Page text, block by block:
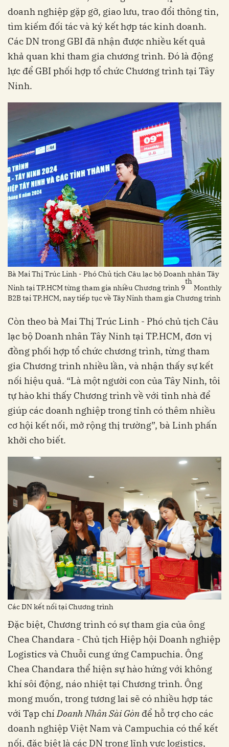
doanh nghiệp gặp gỡ, giao lưu, trao đổi thông tin,
tìm kiếm đối tác và ký kết hợp tác kinh doanh.
Các DN trong GBI đã nhận được nhiều kết quả
khả quan khi tham gia chương trình. Đó là động
lực để GBI phối hợp tổ chức Chương trình tại Tây
Ninh.
Bà Mai Thị Trúc Linh - Phó Chủ tịch Câu lạc bộ Doanh nhân Tây
Ninh tại TP.HCM từng tham gia nhiều Chương trình 9
th
Monthly
B2B tại TP.HCM, nay tiếp tục về Tây Ninh tham gia Chương trình
Còn theo bà Mai Thị Trúc Linh - Phó chủ tịch Câu
lạc bộ Doanh nhân Tây Ninh tại TP.HCM, đơn vị
đồng phối hợp tổ chức chương trình, từng tham
gia Chương trình nhiều lần, và nhận thấy sự kết
nối hiệu quả. “Là một người con của Tây Ninh, tôi
tự hào khi thấy Chương trình về với tỉnh nhà để
giúp các doanh nghiệp trong tỉnh có thêm nhiều
cơ hội kết nối, mở rộng thị trường”, bà Linh phấn
khởi cho biết.
Các DN kết nối tại Chương trình
Đặc biệt, Chương trình có sự tham gia của ông
Chea Chandara - Chủ tịch Hiệp hội Doanh nghiệp
Logistics và Chuỗi cung ứng Campuchia. Ông
Chea Chandara thể hiện sự hào hứng với không
khí sôi động, náo nhiệt tại Chương trình. Ông
mong muốn, trong tương lai sẽ có nhiều hợp tác
với Tạp chí Doanh Nhân Sài Gòn để hỗ trợ cho các
doanh nghiệp Việt Nam và Campuchia có thể kết
nối, đặc biệt là các DN trong lĩnh vực logistics,